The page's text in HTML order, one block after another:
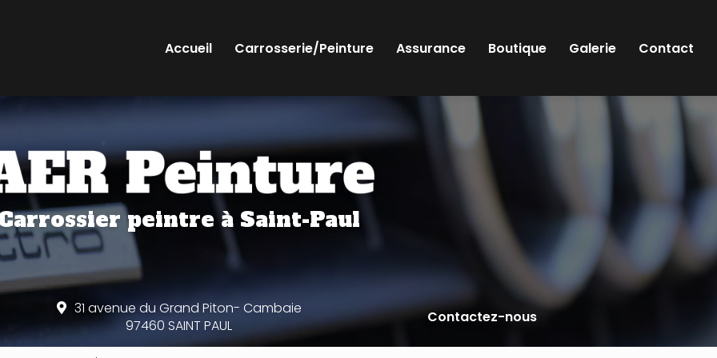
Accueil Carrosserie/Peinture Assurance Boutique Galerie Contact
peintreà Saint-Paul
31 avenue du Grand Piton- Cambaie
97460 SAINT PAUL
Contactez-nous